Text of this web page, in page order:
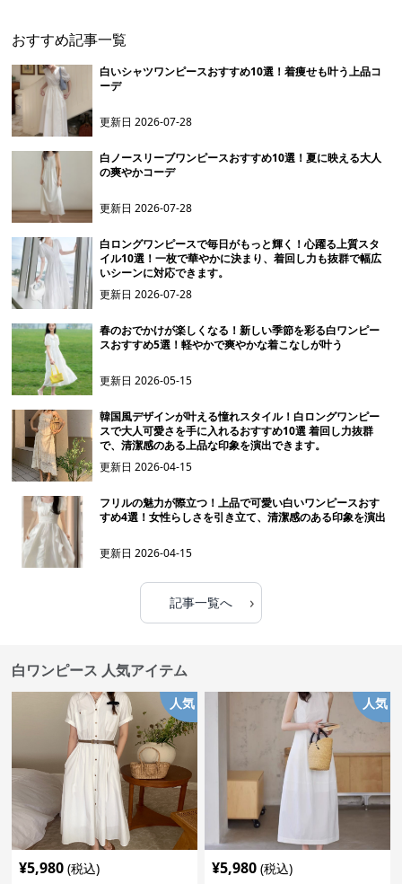
おすすめ記事一覧
白いシャツワンピースおすすめ10選！着痩せも叶う上品コ
ーデ
更新日2026-07-28
白ノースリーブワンピースおすすめ10選！夏に映える大人
の爽やかコーデ
更新日2026-07-28
白ロングワンピースで毎日がもっと輝く！心躍る上質スタ
イル10選！一枚で華やかに決まり、着回し力も抜群で幅広
いシーンに対応できます。
更新日2026-07-28
春のおでかけが楽しくなる！新しい季節を彩る白ワンピー
スおすすめ5選！軽やかで爽やかな着こなしが叶う
更新日2026-05-15
韓国風デザインが叶える憧れスタイル！白ロングワンピー
スで大人可愛さを手に入れるおすすめ10選 着回し力抜群
で、清潔感のある上品な印象を演出できます。
更新日2026-04-15
フリルの魅力が際立つ！上品で可愛い白いワンピースおす
すめ4選！女性らしさを引き立て、清潔感のある印象を演出
更新日2026-04-15
記事一覧へ ›
白ワンピース 人気アイテム
人気
¥5,980 (税込)
人気
¥5,980 (税込)